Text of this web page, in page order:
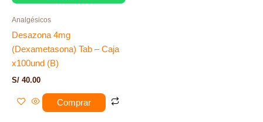
Analgésicos
Desazona 4mg
(Dexametasona) Tab – Caja
x100und (B)
S/ 40.00
Comprar